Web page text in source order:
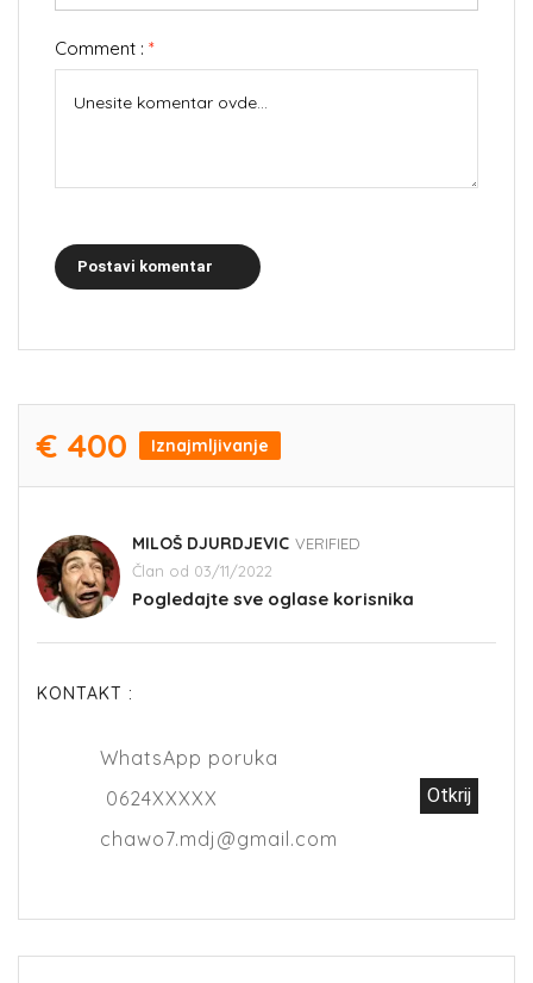
Comment : *
Postavi komentar
€ 400 Iznajmljivanje
MILOŠ DJURDJEVIC VERIFIED
Član od 03/11/2022
Pogledajte sve oglase korisnika
KONTAKT :
WhatsApp poruka
0624XXXXX
Otkrij
chawo7.mdj@gmail.com